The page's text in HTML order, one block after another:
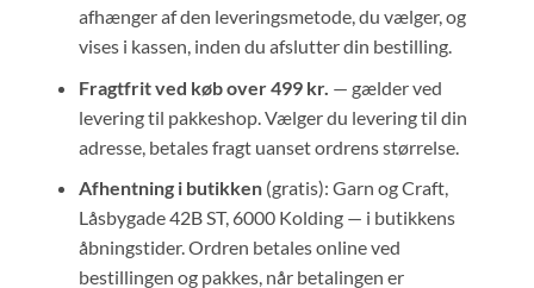
afhænger af den leveringsmetode, du vælger, og
vises i kassen, inden du afslutter din bestilling.
Fragtfrit ved køb over 499 kr. — gælder ved
levering til pakkeshop. Vælger du levering til din
adresse, betales fragt uanset ordrens størrelse.
Afhentning i butikken(gratis): Garn og Craft,
Låsbygade 42B ST, 6000 Kolding — i butikkens
åbningstider. Ordren betales online ved
bestillingen og pakkes, når betalingen er